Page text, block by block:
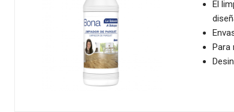
El
Para